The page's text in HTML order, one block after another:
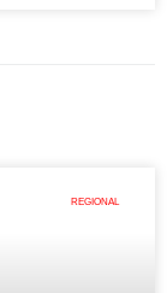
REGIONAL